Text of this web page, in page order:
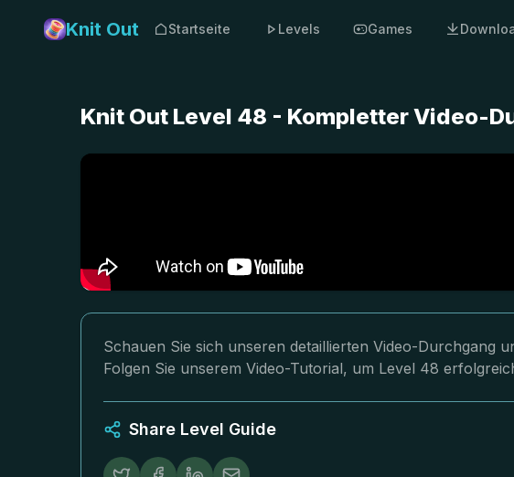
Knit Out Startseite Levels Games
Knit Out Level 48 - Kompletter Video-
Schauen Sie sich unseren detaillierten Video-Durchgang
Folgen Sie unserem Video-Tutorial, um Level 48
Share Level Guide